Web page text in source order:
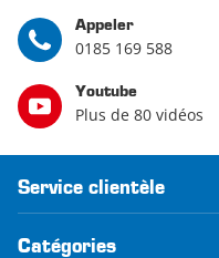
Appeler
0185 169 588
Youtube
Plus de 80 vidéos
Service clientèle
Catégories